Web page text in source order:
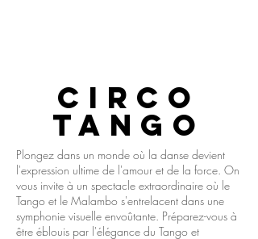
CIRCO
TANGO
Plongez dans un monde où la danse devient
l'expression ultime de l'amour et de la force. On
vous invite à un spectacle extraordinaire où le
Tango et le Malambo s'entrelacent dans une
symphonie visuelle envoûtante. Préparez-vous à
être éblouis par l'élégance du Tango et